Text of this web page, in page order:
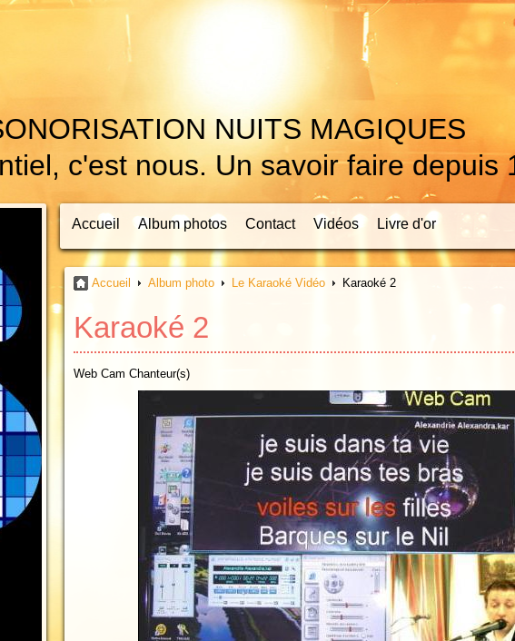
NUITS MAGIQUES
c'est nous. Un savoir faire depuis
Accueil Album photos Contact Vidéos Livre d'or
Accueil Album photo Le Karaoké Vidéo Karaoké 2
Karaoké 2
Web Cam Chanteur(s)